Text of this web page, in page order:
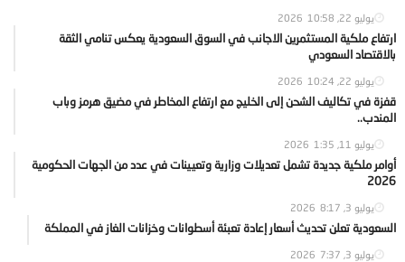
يوليو 22, 2026 10:58
ارتفاع ملكية المستثمرين الاجانب في السوق السعودية يعكس تنامي الثقة
بالاقتصاد السعودي
يوليو 22, 2026 10:24
قفزة في تكاليف الشحن إلى الخليج مع ارتفاع المخاطر في مضيق هرمز وباب
المندب..
يوليو 11, 2026 1:35
أوامر ملكية جديدة تشمل تعديلات وزارية وتعيينات في عدد من الجهات الحكومية
2026
يوليو 3, 2026 8:17
السعودية تعلن تحديث أسعار إعادة تعبئة أسطوانات وخزانات الغاز في المملكة
يوليو 3, 2026 7:37